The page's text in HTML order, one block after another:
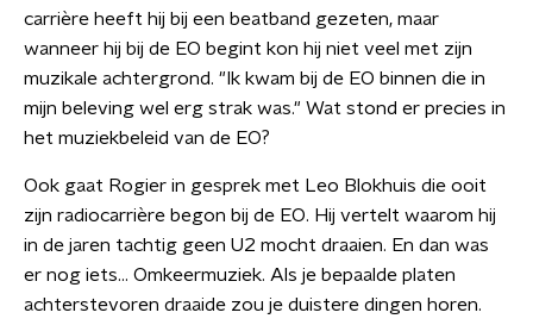
carrière heeft hij bij een beatband gezeten, maar
wanneer hij bij de EO begint kon hij niet veel met zijn
muzikale achtergrond. "Ik kwam bij de EO binnen die in
mijn beleving wel erg strak was." Wat stond er precies in
het muziekbeleid van de EO?
Ook gaat Rogier in gesprek met Leo Blokhuis die ooit
zijn radiocarrière begon bij de EO. Hij vertelt waarom hij
in de jaren tachtig geen U2 mocht draaien. En dan was
er nog iets... Omkeermuziek. Als je bepaalde platen
achterstevoren draaide zou je duistere dingen horen.